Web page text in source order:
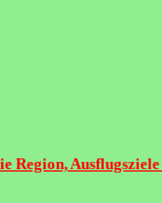
Region,